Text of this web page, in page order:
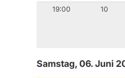
19:00 10
Samstag, 06. Juni